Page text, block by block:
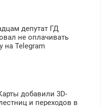
депутат ГД
не оплачивать
на Telegram
добавили 3D-
и переходов в